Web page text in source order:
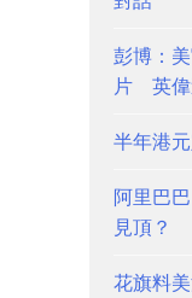
彭博：
片 英偉
半年港
阿里巴
見頂？
花旗料